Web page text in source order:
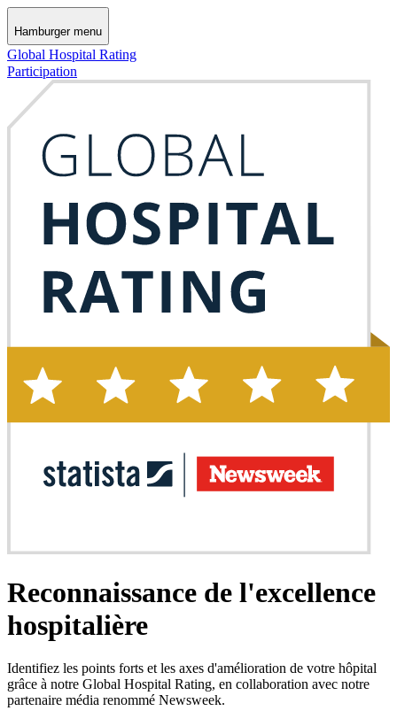
Hamburger menu
Global Hospital Rating
Participation
Reconnaissance de l'excellence
hospitalière
Identifiez les points forts et les axes d'amélioration de votre hôpital
grâce à notre Global Hospital Rating, en collaboration avec notre
partenaire média renommé Newsweek.